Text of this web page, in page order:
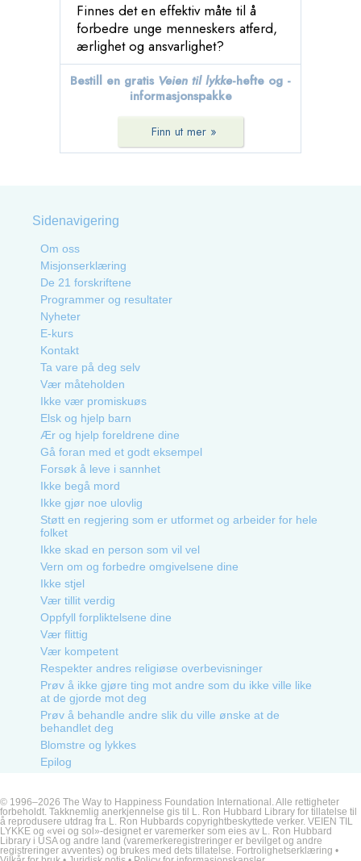
Finnes det en effektiv måte til å
forbedre unge menneskers atferd,
ærlighet og ansvarlighet?
Bestill en gratis Veien til lykke-hefte og -
informasjonspakke
Finn ut mer »
Sidenavigering
Om oss
Misjonserklæring
De 21 forskriftene
Programmer og resultater
Nyheter
E-kurs
Kontakt
Ta vare på deg selv
Vær måteholden
Ikke vær promiskuøs
Elsk og hjelp barn
Ær og hjelp foreldrene dine
Gå foran med et godt eksempel
Forsøk å leve i sannhet
Ikke begå mord
Ikke gjør noe ulovlig
Støtt en regjering som er utformet og arbeider for hele
folket
Ikke skad en person som vil vel
Vern om og forbedre omgivelsene dine
Ikke stjel
Vær tillit verdig
Oppfyll forpliktelsene dine
Vær flittig
Vær kompetent
Respekter andres religiøse overbevisninger
Prøv å ikke gjøre ting mot andre som du ikke ville like
at de gjorde mot deg
Prøv å behandle andre slik du ville ønske at de
behandlet deg
Blomstre og lykkes
Epilog
© 1996–2026 The Way to Happiness Foundation International. Alle rettigheter
forbeholdt. Takknemlig anerkjennelse gis til L. Ron Hubbard Library for tillatelse til
å reprodusere utdrag fra L. Ron Hubbards copyrightbeskyttede verker. VEIEN TIL
LYKKE og «vei og sol»-designet er varemerker som eies av L. Ron Hubbard
Library i USA og andre land (varemerkeregistreringer er bevilget og andre
registreringer avventes) og brukes med dets tillatelse.
Fortrolighetserklæring •